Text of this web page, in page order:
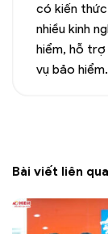
có kiến
nhiều kinh
hiểm, hỗ
vụ bảo hiểm.
Bài viết liên